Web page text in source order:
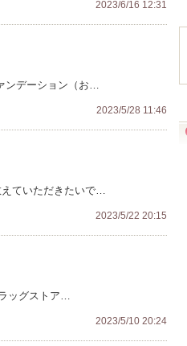
2023/6/16 12:31
ンデーション（お…
2023/5/28 11:46
えていただきたいで…
2023/5/22 20:15
ッグストア…
2023/5/10 20:24